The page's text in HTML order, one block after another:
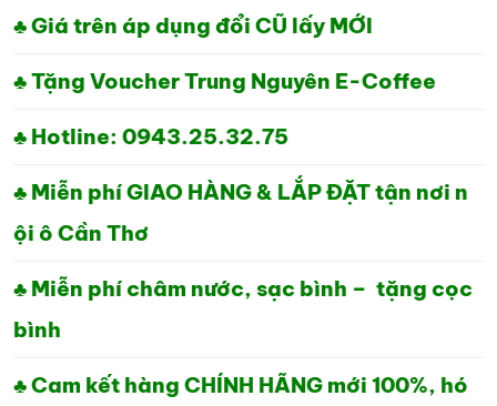
♣ Giá trên áp dụng đổi CŨ lấy MỚI
♣ Tặng Voucher Trung Nguyên E-Coffee
♣ Hotline: 0943.25.32.75
♣ Miễn phí GIAO HÀNG & LẮP ĐẶT tận nơi n
ội ô Cần Thơ
♣ Miễn phí châm nước, sạc bình – tặng cọc
bình
♣ Cam kết hàng CHÍNH HÃNG mới 100%, hó